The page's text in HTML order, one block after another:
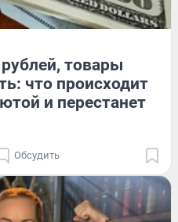
товары
что происходит
и перестанет
Обсудить